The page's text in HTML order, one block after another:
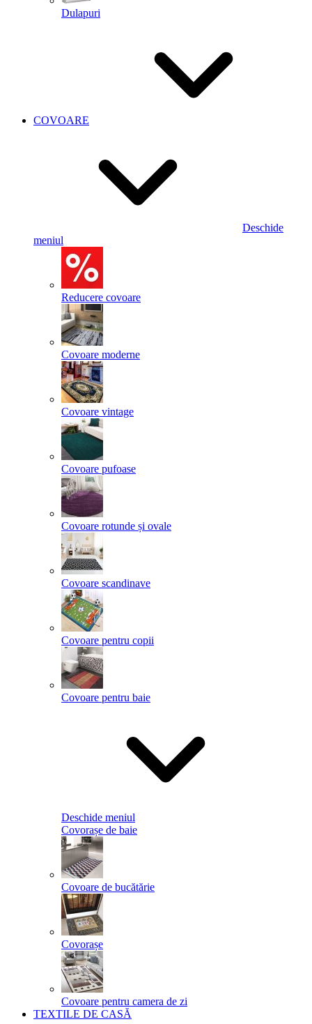
Dulapuri
COVOARE
Deschide
meniul
Reducere covoare
Covoare moderne
Covoare vintage
Covoare pufoase
Covoare rotunde și ovale
Covoare scandinave
Covoare pentru copii
Covoare pentru baie
Deschide meniul
Covorașe de baie
Covoare de bucătărie
Covorașe
Covoare pentru camera de zi
TEXTILE DE CASĂ